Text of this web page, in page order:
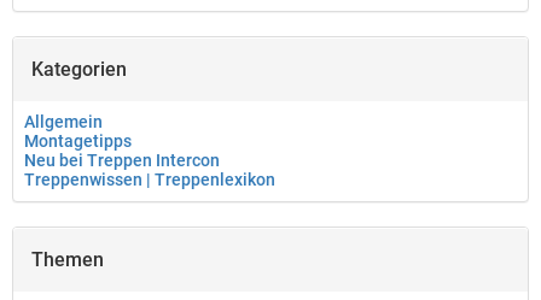
Kategorien
Allgemein
Montagetipps
Neu bei Treppen Intercon
Treppenwissen | Treppenlexikon
Themen